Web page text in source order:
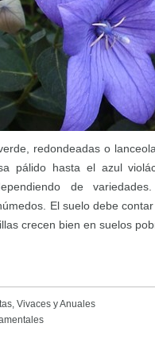
redondeadas o
pálido hasta el azul
de
El suelo debe
crecen bien en suelos
, Vivaces y Anuales